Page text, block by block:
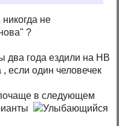
не
?
два года ездили на НВ
если один человечек
в следующем